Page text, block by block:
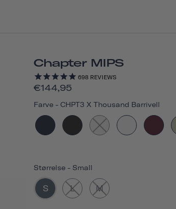
Chapter MIPS
698 REVIEWS
€144,95
Farve - CHPT3 X Thousand Barrivell
Størrelse - Small
S L M